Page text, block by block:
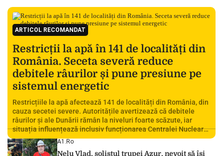
ARTICOL RECOMANDAT
Restricții la apă în 141 de localități din
România. Seceta severă reduce
debitele râurilor și pune presiune pe
sistemul energetic
Restricțiile la apă afectează 141 de localități din România, din
cauza secetei severe. Autoritățile avertizează că debitele
râurilor și ale Dunării rămân la niveluri foarte scăzute, iar
situația influențează inclusiv funcționarea Centralei Nucleare
de la Cernavodă. România se confruntă cu una dintre cele mai
dificile perioade din punct de vedere hidrologic din ultimii ani.
A1.ro
Nelu Vlad, solistul trupei Azur, nevoit să își